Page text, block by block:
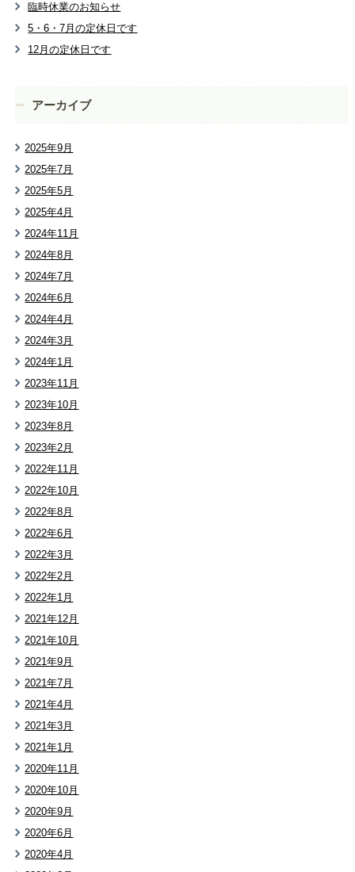
臨時休業のお知らせ
5・6・7月の定休日です
12月の定休日です
アーカイブ
2025年9月
2025年7月
2025年5月
2025年4月
2024年11月
2024年8月
2024年7月
2024年6月
2024年4月
2024年3月
2024年1月
2023年11月
2023年10月
2023年8月
2023年2月
2022年11月
2022年10月
2022年8月
2022年6月
2022年3月
2022年2月
2022年1月
2021年12月
2021年10月
2021年9月
2021年7月
2021年4月
2021年3月
2021年1月
2020年11月
2020年10月
2020年9月
2020年6月
2020年4月